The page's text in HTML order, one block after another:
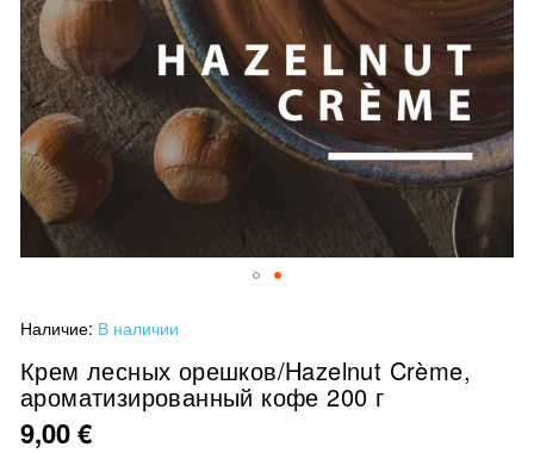
к
началу
галереи
изображений
Наличие: В наличии
Крем лесных орешков/Hazelnut Crème,
ароматизированный кофе 200 г
9,00 €